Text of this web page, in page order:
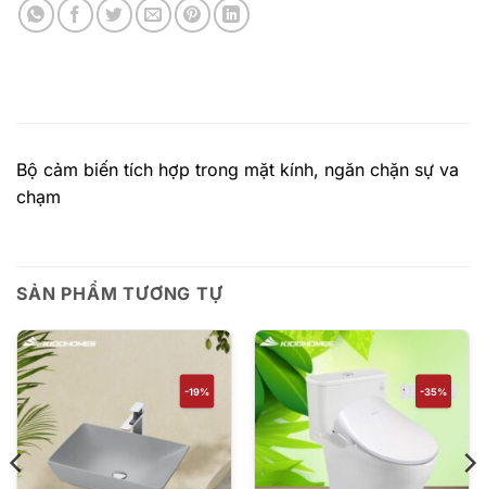
Bộ cảm biến tích hợp trong mặt kính, ngăn chặn sự va
chạm
SẢN PHẨM TƯƠNG TỰ
-19% -35%